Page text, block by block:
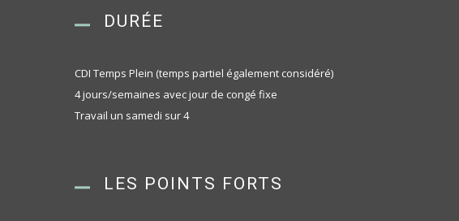
DURÉE
CDI Temps Plein (temps partiel également considéré)
4 jours/semaines avec jour de congé fixe
Travail un samedi sur 4
LES POINTS FORTS